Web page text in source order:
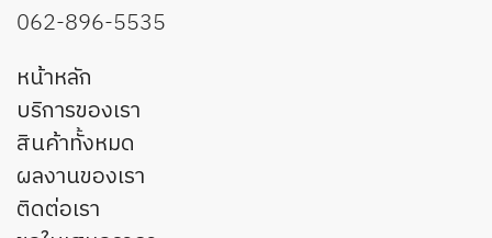
062-896-5535
หน้าหลัก
บริการของเรา
สินค้าทั้งหมด
ผลงานของเรา
ติดต่อเรา